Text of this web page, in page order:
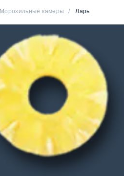
Морозильные камеры / Ларь